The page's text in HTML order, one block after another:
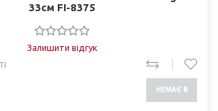
33см FI-8375
Залишити відгук
НЕМАЄ В